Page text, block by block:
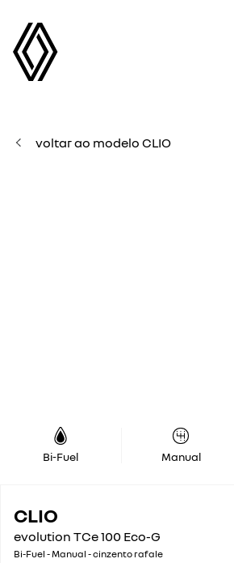
voltar ao modelo CLIO
Bi-Fuel Manual
CLIO
evolution TCe 100 Eco-G
Bi-Fuel - Manual - cinzento rafale